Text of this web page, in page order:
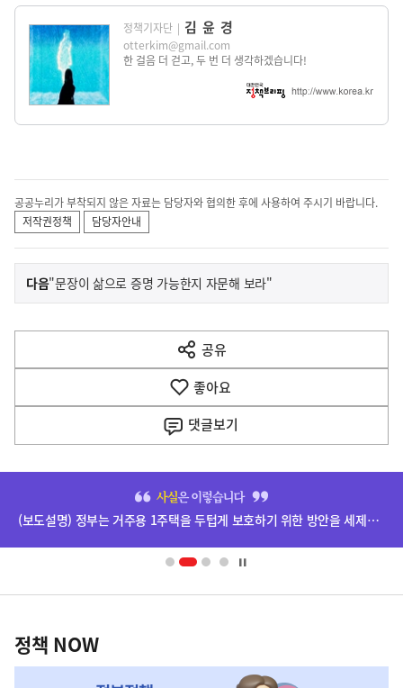
정책기자단 | 김윤경
otterkim@gmail.com
한 걸음 더 걷고, 두 번 더 생각하겠습니다!
공공누리가 부착되지 않은 자료는 담당자와 협의한 후에 사용하여 주시기 바랍니다.
저작권정책
담당자안내
이
전
다
음
다음기
"문장이 삶으로 증명 가능한지 자문해 보라"
공유
열
기
좋아요
댓글보기
영
책
NOW,
정책 NOW